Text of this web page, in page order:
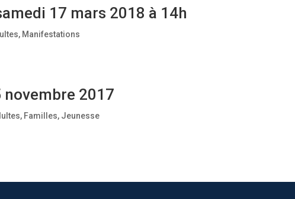
17 mars 2018 à 14h
, Manifestations
novembre 2017
, Familles, Jeunesse